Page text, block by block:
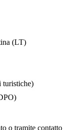
(LT)
turistiche)
o tramite contatto